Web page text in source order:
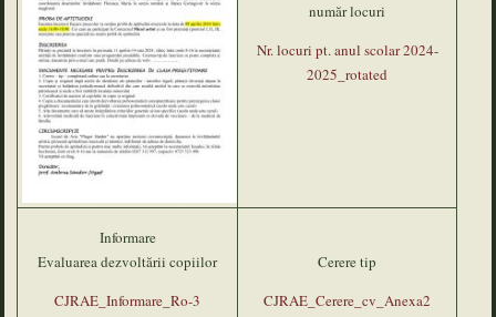
număr locuri
Nr. locuri pt. anul scolar 2024-
2025_rotated
Informare
Evaluarea dezvoltării copiilor
CJRAE_Informare_Ro-3
Cerere tip
CJRAE_Cerere_cv_Anexa2